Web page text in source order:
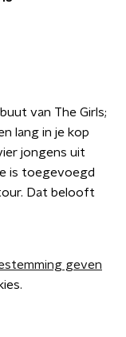
van The Girls;
lang in je kop
jongens uit
is toegevoegd
Dat belooft
geven